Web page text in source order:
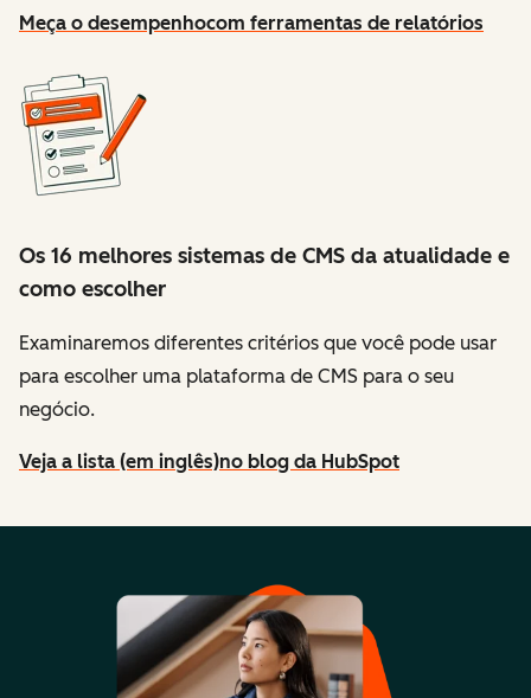
Meça o desempenhocom ferramentas de relatórios
Os 16 melhores sistemas de CMS da atualidade e
como escolher
Examinaremos diferentes critérios que você pode usar
para escolher uma plataforma de CMS para o seu
negócio.
Veja a lista (em inglês)no blog da HubSpot